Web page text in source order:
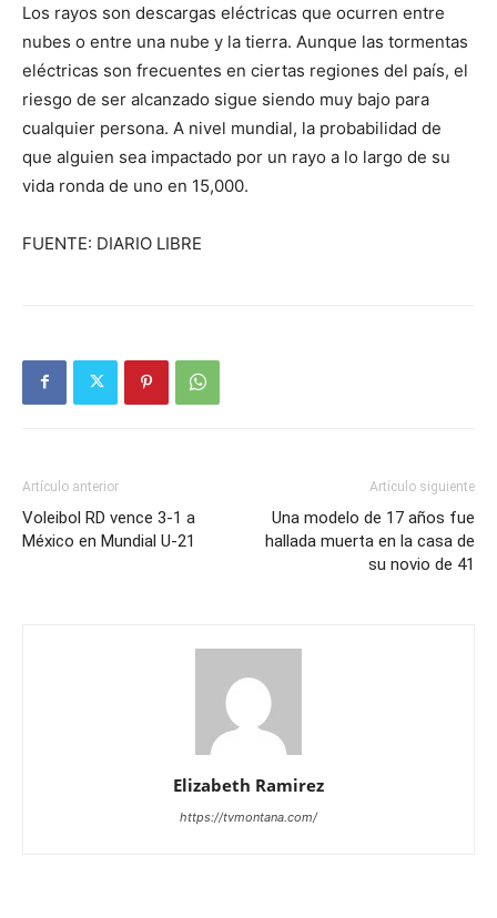
Los rayos son descargas eléctricas que ocurren entre
nubes o entre una nube y la tierra. Aunque las tormentas
eléctricas son frecuentes en ciertas regiones del país, el
riesgo de ser alcanzado sigue siendo muy bajo para
cualquier persona. A nivel mundial, la probabilidad de
que alguien sea impactado por un rayo a lo largo de su
vida ronda de uno en 15,000.
FUENTE: DIARIO LIBRE
Artículo anterior
Voleibol RD vence 3-1 a
México en Mundial U-21
Artículo siguiente
Una modelo de 17 años fue
hallada muerta en la casa de
su novio de 41
Elizabeth Ramirez
https://tvmontana.com/